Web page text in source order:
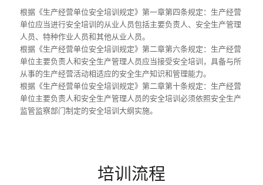
根据《生产经营单位安全培训规定》第一章第四条规定：生产经营
单位应当进行安全培训的从业人员包括主要负责人、安全生产管理
人员、特种作业人员和其他从业人员。
根据《生产经营单位安全培训规定》第二章第六条规定：生产经营
单位主要负责人和安全生产管理人员应当接受安全培训，具备与所
从事的生产经营活动相适应的安全生产知识和管理能力。
根据《生产经营单位安全培训规定》第二章第十条规定：生产经营
单位主要负责人和安全生产管理人员的安全培训必须依照安全生产
监管监察部门制定的安全培训大纲实施。
培训流程